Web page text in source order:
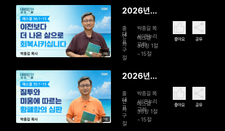
음
11분
2026년
일 이전보
다 더 나은
삶으로 회
복시킵니다
출
연
자
박종길 목
사/온누리
교회
대
표
구
절
에스겔
36장 1절
~15절
좋아요 공유
11분
2026년
일 질투와
미움에 따
르는 황폐
출
연
자
박종길 목
사/온누리
교회
대
표
구
절
에스겔
35장 1절
~15절
좋아요 공유